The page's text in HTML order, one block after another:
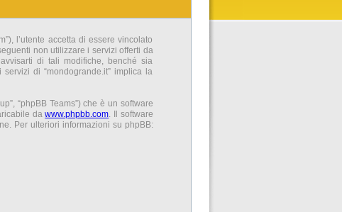
l’utente accetta di essere vincolato
non utilizzare i servizi offerti da
di tali modifiche, benché sia
di “mondogrande.it” implica la
“phpBB Teams”) che è un software
dawww.phpbb.com. Il software
Per ulteriori informazioni su phpBB: